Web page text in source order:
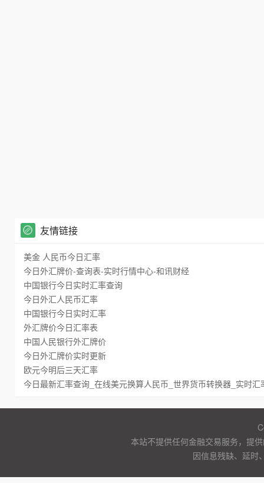
友情链接
美金 人民币今日汇率
今日外汇牌价-查询表-实时行情中心-和讯财经
中国银行今日实时汇率查询
今日外汇人民币汇率
中国银行今日实时汇率
外汇牌价今日汇率表
中国人民银行外汇牌价
今日外汇牌价实时更新
欧元今明后三天汇率
今日最新汇率查询_在线美元换算人民币_世界货币转换器_实时汇
本站不提供任何金融交易服务，提
因信息残缺、延时